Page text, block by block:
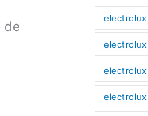
de
electrolux
electrolux
electrolux